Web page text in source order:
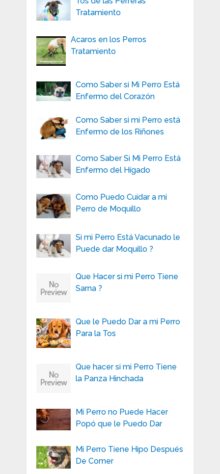
Tratamiento
Acaros en los Perros
Tratamiento
Como Saber si Mi Perro Está
Enfermo del Corazón
Como Saber si mi Perro está
Enfermo de los Riñones
Como Saber Si Mi Perro Está
Enfermo del Hígado
Como Puedo Cuidar a mi
Perro de Moquillo
Si mi Perro Está Vacunado le
Puede dar Moquillo ?
Que Hacer si mi Perro Tiene
Sarna ?
Que le Puedo Dar a mi Perro
Para la Tos
Que hacer si mi Perro Tiene
la Panza Hinchada
Mi Perro no Puede Hacer
Popó que le Puedo Dar
Mi Perro Tiene Hipo Después
De Comer